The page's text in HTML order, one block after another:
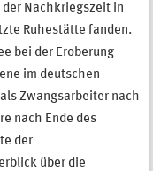
Nachkriegszeit in
Ruhestätte fanden.
bei der Eroberung
im deutschen
Zwangsarbeiter nach
nach Ende des
der
über die